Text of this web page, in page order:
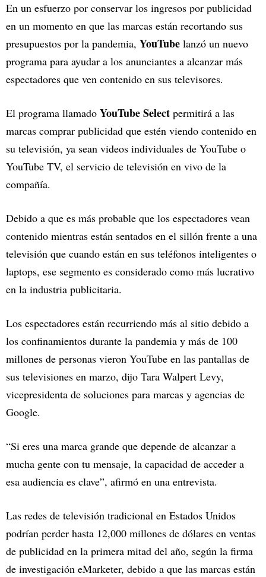
En un esfuerzo por conservar los ingresos por publicidad
en un momento en que las marcas están recortando sus
presupuestos por la pandemia, YouTube lanzó un nuevo
programa para ayudar a los anunciantes a alcanzar más
espectadores que ven contenido en sus televisores.
El programa llamado YouTube Select permitirá a las
marcas comprar publicidad que estén viendo contenido en
su televisión, ya sean videos individuales de YouTube o
YouTube TV, el servicio de televisión en vivo de la
compañía.
Debido a que es más probable que los espectadores vean
contenido mientras están sentados en el sillón frente a una
televisión que cuando están en sus teléfonos inteligentes o
laptops, ese segmento es considerado como más lucrativo
en la industria publicitaria.
Los espectadores están recurriendo más al sitio debido a
los confinamientos durante la pandemia y más de 100
millones de personas vieron YouTube en las pantallas de
sus televisiones en marzo, dijo Tara Walpert Levy,
vicepresidenta de soluciones para marcas y agencias de
Google.
“Si eres una marca grande que depende de alcanzar a
mucha gente con tu mensaje, la capacidad de acceder a
esa audiencia es clave”, afirmó en una entrevista.
Las redes de televisión tradicional en Estados Unidos
podrían perder hasta 12,000 millones de dólares en ventas
de publicidad en la primera mitad del año, según la firma
de investigación eMarketer, debido a que las marcas están